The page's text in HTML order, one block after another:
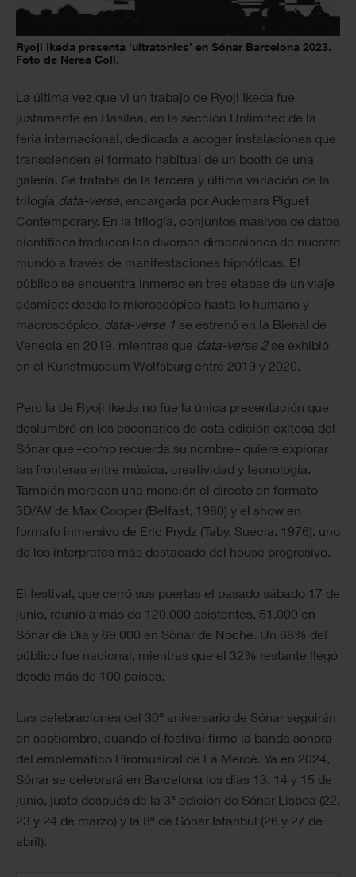
Ryoji Ikeda presenta ‘ultratonics’ en Sónar Barcelona 2023.
Foto de Nerea Coll.
La última vez que vi un trabajo de Ryoji Ikeda fue
justamente en Basilea, en la sección Unlimited de la
feria internacional, dedicada a acoger instalaciones que
transcienden el formato habitual de un booth de una
galería. Se trataba de la tercera y última variación de la
trilogía data-verse, encargada por Audemars Piguet
Contemporary. En la trilogía, conjuntos masivos de datos
científicos traducen las diversas dimensiones de nuestro
mundo a través de manifestaciones hipnóticas. El
público se encuentra inmerso en tres etapas de un viaje
cósmico: desde lo microscópico hasta lo humano y
macroscópico. data-verse 1 se estrenó en la Bienal de
Venecia en 2019, mientras que data-verse 2se exhibió
en el Kunstmuseum Wolfsburg entre 2019 y 2020.
Pero la de Ryoji Ikeda no fue la única presentación que
deslumbró en los escenarios de esta edición exitosa del
Sónar que –como recuerda su nombre– quiere explorar
las fronteras entre música, creatividad y tecnología.
También merecen una mención el directo en formato
3D/AV de Max Cooper (Belfast, 1980) y el show en
formato inmersivo de Eric Prydz (Taby, Suecia, 1976), uno
de los interpretes más destacado del house progresivo.
El festival, que cerró sus puertas el pasado sábado 17 de
junio, reunió a más de 120.000 asistentes, 51.000 en
Sónar de Día y 69.000 en Sónar de Noche. Un 68% del
público fue nacional, mientras que el 32% restante llegó
desde más de 100 países.
Las celebraciones del 30º aniversario de Sónar seguirán
en septiembre, cuando el festival firme la banda sonora
del emblemático Piromusical de La Mercè. Ya en 2024,
Sónar se celebrará en Barcelona los días 13, 14 y 15 de
junio, justo después de la 3ª edición de Sónar Lisboa (22,
23 y 24 de marzo) y la 8ª de Sónar Istanbul (26 y 27 de
abril).